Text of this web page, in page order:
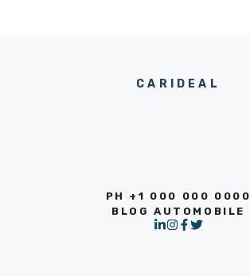
CARIDEAL
PH +1 000 000 0000
BLOG AUTOMOBILE